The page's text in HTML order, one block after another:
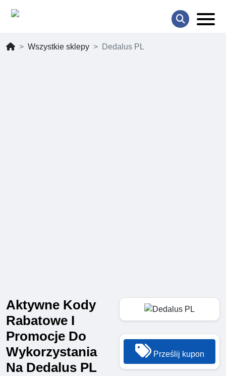
Wszystkie sklepy Dedalus PL
Aktywne Kody
Rabatowe I
Promocje Do
Wykorzystania
Na Dedalus PL
Prześlij kupon